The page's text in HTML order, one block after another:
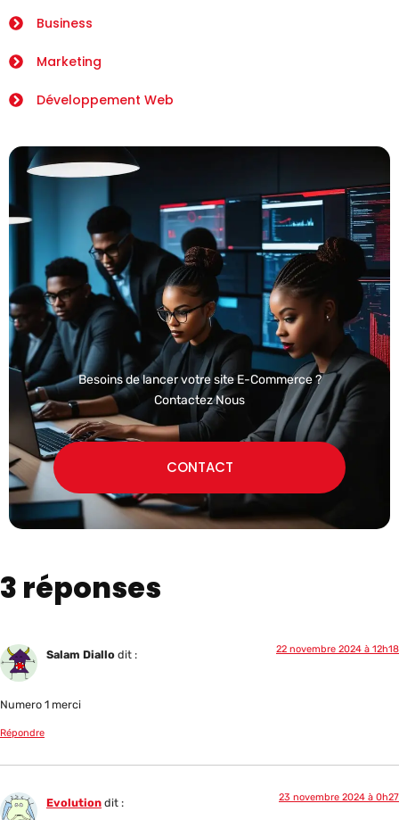
Business
Marketing
Développement Web
Besoins de lancer votre site E-Commerce ?
Contactez Nous
CONTACT
3 réponses
Salam Diallo dit : 22 novembre 2024 à 12h18
Numero 1 merci
Répondre
Evolution dit : 23 novembre 2024 à 0h27